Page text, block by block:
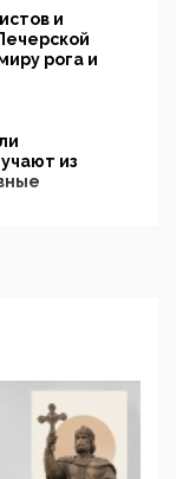
и
рога и
из
но